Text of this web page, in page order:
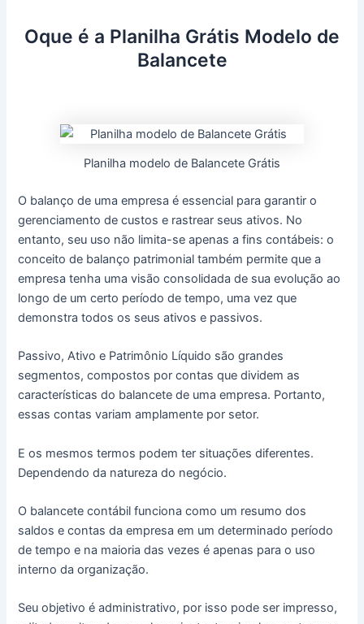
Oque é a Planilha Grátis Modelo de
Balancete
Planilha modelo de Balancete Grátis
O balanço de uma empresa é essencial para garantir o
gerenciamento de custos e rastrear seus ativos. No
entanto, seu uso não limita-se apenas a fins contábeis: o
conceito de balanço patrimonial também permite que a
empresa tenha uma visão consolidada de sua evolução ao
longo de um certo período de tempo, uma vez que
demonstra todos os seus ativos e passivos.
Passivo, Ativo e Patrimônio Líquido são grandes
segmentos, compostos por contas que dividem as
características do balancete de uma empresa. Portanto,
essas contas variam amplamente por setor.
E os mesmos termos podem ter situações diferentes.
Dependendo da natureza do negócio.
O balancete contábil funciona como um resumo dos
saldos e contas da empresa em um determinado período
de tempo e na maioria das vezes é apenas para o uso
interno da organização.
Seu objetivo é administrativo, por isso pode ser impresso,